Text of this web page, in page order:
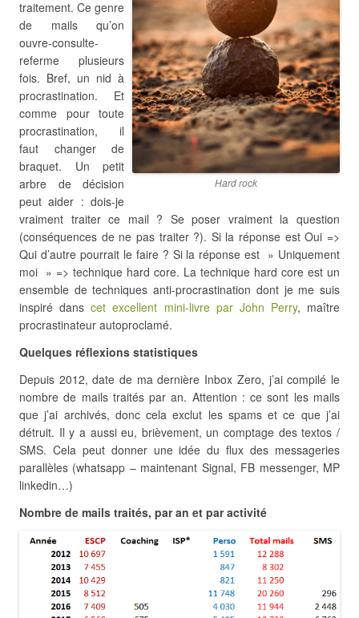
Hard rock
traitement. Ce genre
de mails qu’on
ouvre-consulte-
referme plusieurs
fois. Bref, un nid à
procrastination. Et
comme pour toute
procrastination, il
faut changer de
braquet. Un petit
arbre de décision
peut aider : dois-je
vraiment traiter ce mail ? Se poser vraiment la question
(conséquences de ne pas traiter ?). Si la réponse est Oui =>
Qui d’autre pourrait le faire ? Si la réponse est » Uniquement
moi » => technique hard core. La technique hard core est un
ensemble de techniques anti-procrastination dont je me suis
inspiré danscet excellent mini-livre par John Perry, maître
procrastinateur autoproclamé.
Quelques réflexions statistiques
Depuis 2012, date de ma dernière Inbox Zero, j’ai compilé le
nombre de mails traités par an. Attention : ce sont les mails
que j’ai archivés, donc cela exclut les spams et ce que j’ai
détruit. Il y a aussi eu, brièvement, un comptage des textos /
SMS. Cela peut donner une idée du flux des messageries
parallèles (whatsapp – maintenant Signal, FB messenger, MP
linkedin…)
Nombre de mails traités, par an et par activité